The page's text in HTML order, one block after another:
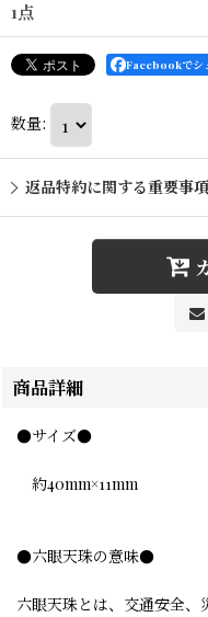
1点
Facebookでシ
数量:
返品特約に関する重要事項
商品詳細
●サイズ●
約40mm×11mm
●六眼天珠の意味●
六眼天珠とは、交通安全